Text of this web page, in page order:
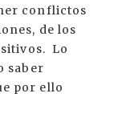
conflictos
de los
Lo
saber
por ello